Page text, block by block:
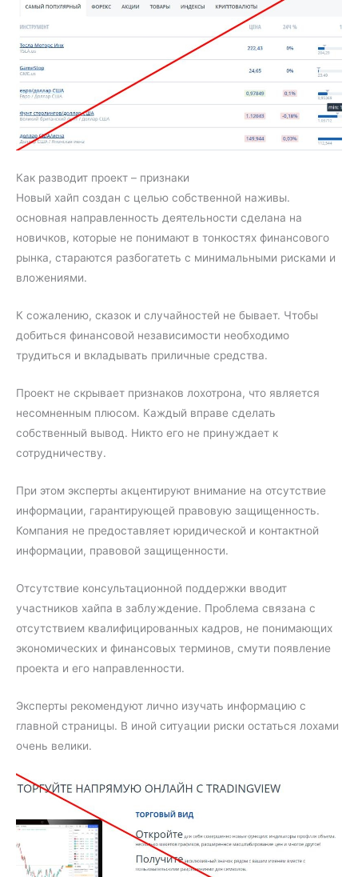
Как разводит проект – признаки
Новый хайп создан с целью собственной наживы.
основная направленность деятельности сделана на
новичков, которые не понимают в тонкостях финансового
рынка, стараются разбогатеть с минимальными рисками и
вложениями.
К сожалению, сказок и случайностей не бывает. Чтобы
добиться финансовой независимости необходимо
трудиться и вкладывать приличные средства.
Проект не скрывает признаков лохотрона, что является
несомненным плюсом. Каждый вправе сделать
собственный вывод. Никто его не принуждает к
сотрудничеству.
При этом эксперты акцентируют внимание на отсутствие
информации, гарантирующей правовую защищенность.
Компания не предоставляет юридической и контактной
информации, правовой защищенности.
Отсутствие консультационной поддержки вводит
участников хайпа в заблуждение. Проблема связана с
отсутствием квалифицированных кадров, не понимающих
экономических и финансовых терминов, смути появление
проекта и его направленности.
Эксперты рекомендуют лично изучать информацию с
главной страницы. В иной ситуации риски остаться лохами
очень велики.